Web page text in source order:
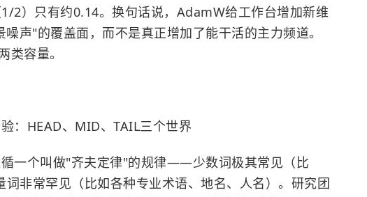
2）只有约0.14。换句话说，AdamW给工作台增加新维
声"的覆盖面，而不是真正增加了能干活的主力频道。
类容量。
：HEAD、MID、TAIL三个世界
一个叫做"齐夫定律"的规律——少数词极其常见（比
非常罕见（比如各种专业术语、地名、人名）。研究团